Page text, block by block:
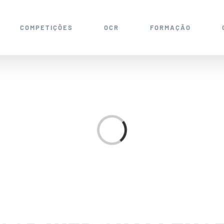
COMPETIÇÕES OCR FORMAÇÃO
Loading...